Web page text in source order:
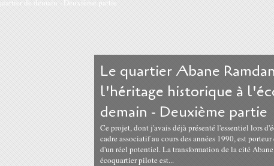
Le quartier Abane
l'héritage historique à
demain - Deuxième partie
Ce projet, dont j'avais déjà présenté l'essentiel lors
cadre associatif au cours des années 1990, est
d'un réel potentiel. La transformation de la cité
écoquartier pilote est...